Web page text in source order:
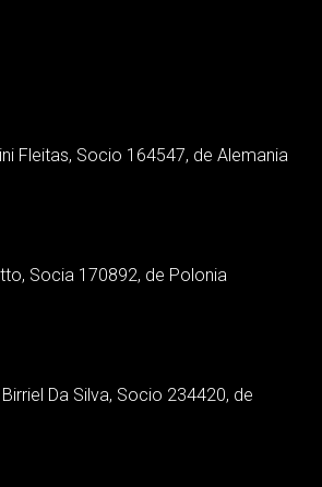
Fleitas, Socio 164547, de Alemania
Socia 170892, de Polonia
Da Silva, Socio 234420, de